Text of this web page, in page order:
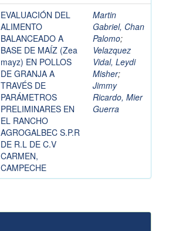
EVALUACIÓN DEL
ALIMENTO
BALANCEADO A
BASE DE MAÍZ (Zea
mayz) EN POLLOS
DE GRANJA A
TRAVÉS DE
PARÁMETROS
PRELIMINARES EN
EL RANCHO
AGROGALBEC S.P.R
DE R.L DE C.V
CARMEN,
CAMPECHE
Martin
Gabriel, Chan
Palomo;
Velazquez
Vidal, Leydi
Misher;
Jimmy
Ricardo, Mier
Guerra